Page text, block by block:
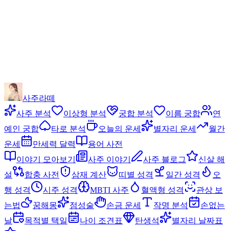
사주라떼
사주 분석
이상형 분석 궁합 분석 이름 궁합
연
예인 궁합
타로 분석 오늘의 운세 별자리 운세
월간
운세
만세력 달력
용어 사전
이야기 모아보기
사주 이야기 사주 블로그
신살 해
설
합충 사전 삼재 계산 띠별 성격 일간 성격
오
행 성격
시주 성격 MBTI 사주 혈액형 성격
관상 보
는법
꿈해몽 점성술 손금 운세 작명 분석
손없는
날
목적별 택일 나이 조견표 탄생석
별자리 날짜표